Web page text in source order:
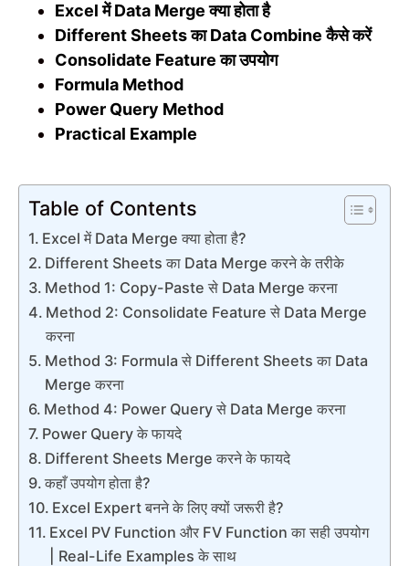
Excel में Data Merge क्या होता है
Different Sheets का Data Combine कैसे करें
Consolidate Feature का उपयोग
Formula Method
Power Query Method
Practical Example
Table of Contents
Excel में Data Merge क्या होता है?
Different Sheets का Data Merge करने के तरीके
Method 1: Copy-Paste से Data Merge करना
Method 2: Consolidate Feature से Data Merge
करना
Method 3: Formula से Different Sheets का Data
Merge करना
Method 4: Power Query से Data Merge करना
Power Query के फायदे
Different Sheets Merge करने के फायदे
कहाँ उपयोग होता है?
Excel Expert बनने के लिए क्यों जरूरी है?
Excel PV Function और FV Function का सही उपयोग
| Real-Life Examples के साथ